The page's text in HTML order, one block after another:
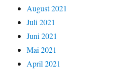
August 2021
Juli 2021
Juni 2021
Mai 2021
April 2021